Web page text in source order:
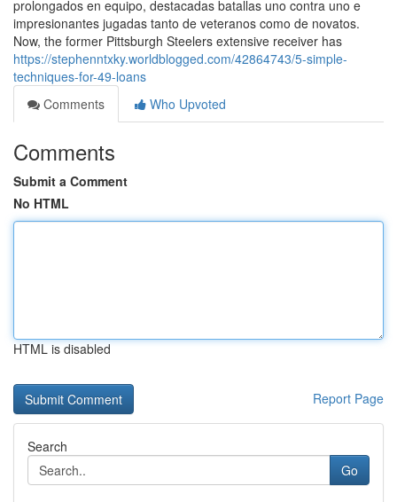
prolongados en equipo, destacadas batallas uno contra uno e
impresionantes jugadas tanto de veteranos como de novatos.
Now, the former Pittsburgh Steelers extensive receiver has
https://stephenntxky.worldblogged.com/42864743/5-simple-
techniques-for-49-loans
Comments
Who Upvoted
Comments
Submit a Comment
No HTML
HTML is disabled
Report Page
Search
Go